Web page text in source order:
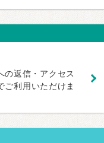
の返信・アクセス
ご利用いただけま